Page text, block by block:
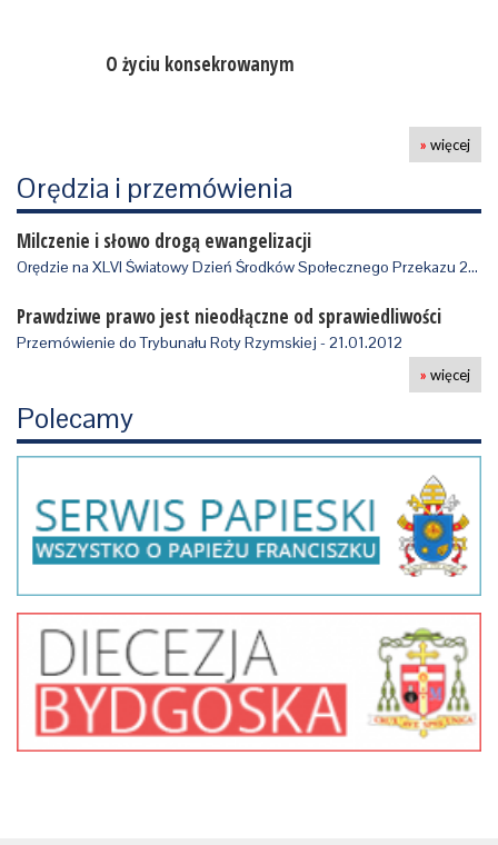
O życiu konsekrowanym
» więcej
Orędzia i przemówienia
Milczenie i słowo drogą ewangelizacji
Orędzie na XLVI Światowy Dzień Środków Społecznego Przekazu 2012 r, wydane 24.0…
Prawdziwe prawo jest nieodłączne od sprawiedliwości
Przemówienie do Trybunału Roty Rzymskiej - 21.01.2012
» więcej
Polecamy